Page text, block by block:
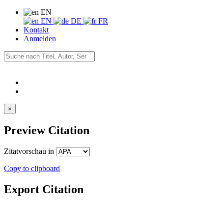
EN
EN
DE
FR
Kontakt
Anmelden
×
Preview Citation
Zitatvorschau in
Copy to clipboard
Export Citation